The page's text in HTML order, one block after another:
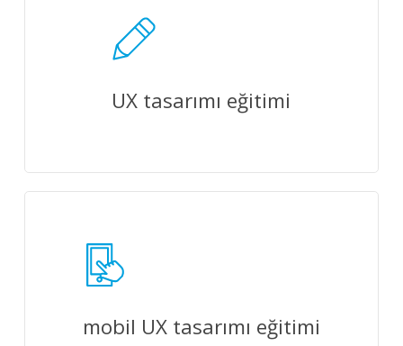
UX tasarımı eğitimi
mobil UX tasarımı eğitimi